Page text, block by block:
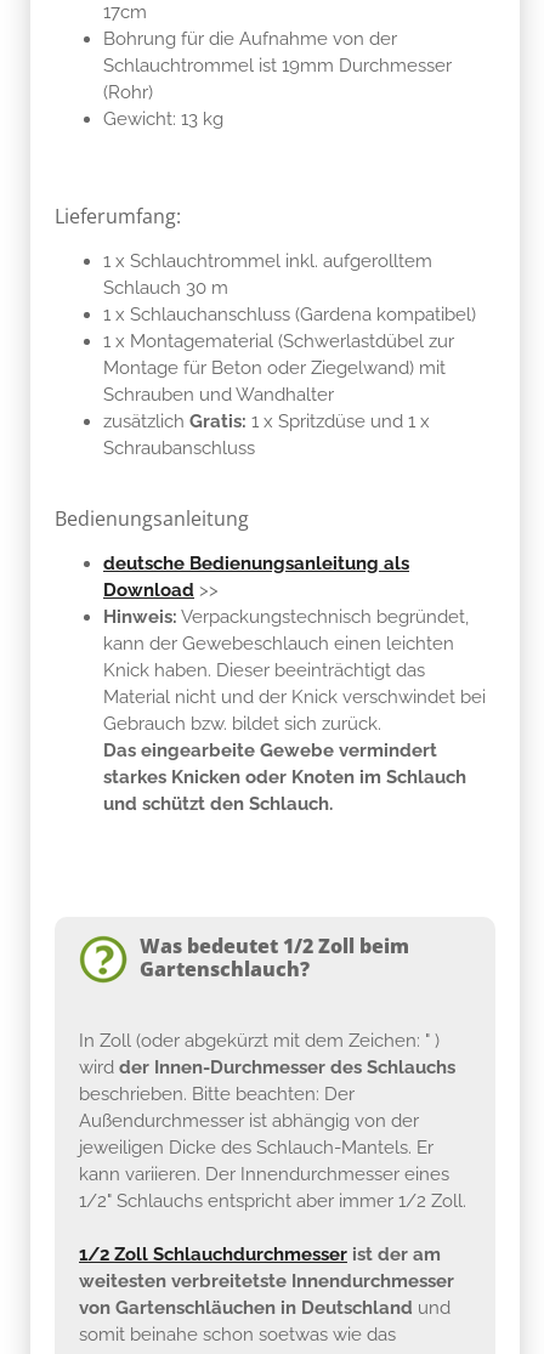
17cm
Bohrung für die Aufnahme von der
Schlauchtrommel ist 19mm Durchmesser
(Rohr)
Gewicht: 13 kg
Lieferumfang:
1 x Schlauchtrommel inkl. aufgerolltem
Schlauch 30 m
1 x Schlauchanschluss (Gardena kompatibel)
1 x Montagematerial (Schwerlastdübel zur
Montage für Beton oder Ziegelwand) mit
Schrauben und Wandhalter
zusätzlich Gratis: 1 x Spritzdüse und 1 x
Schraubanschluss
Bedienungsanleitung
deutsche Bedienungsanleitung als
Download >>
Hinweis: Verpackungstechnisch begründet,
kann der Gewebeschlauch einen leichten
Knick haben. Dieser beeinträchtigt das
Material nicht und der Knick verschwindet bei
Gebrauch bzw. bildet sich zurück.
Das eingearbeite Gewebe vermindert
starkes Knicken oder Knoten im Schlauch
und schützt den Schlauch.
Was bedeutet 1/2 Zoll beim
Gartenschlauch?
In Zoll (oder abgekürzt mit dem Zeichen: " )
wird der Innen-Durchmesser des Schlauchs
beschrieben. Bitte beachten: Der
Außendurchmesser ist abhängig von der
jeweiligen Dicke des Schlauch-Mantels. Er
kann variieren. Der Innendurchmesser eines
1/2" Schlauchs entspricht aber immer 1/2 Zoll.
1/2 Zoll Schlauchdurchmesser ist der am
weitesten verbreitetste Innendurchmesser
von Gartenschläuchen in Deutschland und
somit beinahe schon soetwas wie das